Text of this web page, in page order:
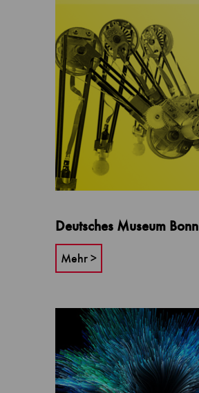
Deutsches Museum Bonn
Mehr >